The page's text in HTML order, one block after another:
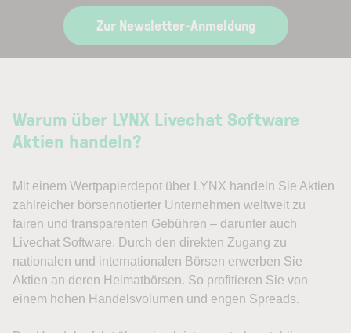
Zur Newsletter-Anmeldung
Warum über LYNX Livechat Software
Aktien handeln?
Mit einem Wertpapierdepot über LYNX handeln Sie Aktien
zahlreicher börsennotierter Unternehmen weltweit zu
fairen und transparenten Gebühren – darunter auch
Livechat Software. Durch den direkten Zugang zu
nationalen und internationalen Börsen erwerben Sie
Aktien an deren Heimatbörsen. So profitieren Sie von
einem hohen Handelsvolumen und engen Spreads.